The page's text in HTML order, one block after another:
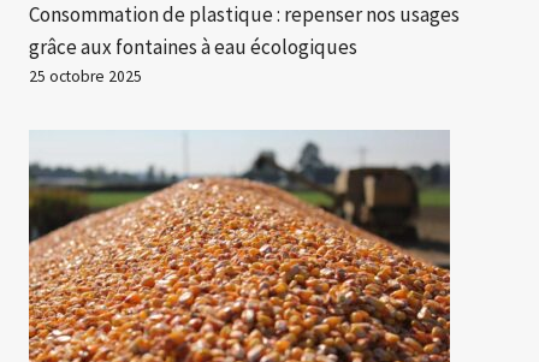
Consommation de plastique : repenser nos usages
grâce aux fontaines à eau écologiques
25 octobre 2025